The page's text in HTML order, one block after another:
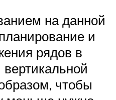
на данной
и
рядов в
вертикальной
чтобы